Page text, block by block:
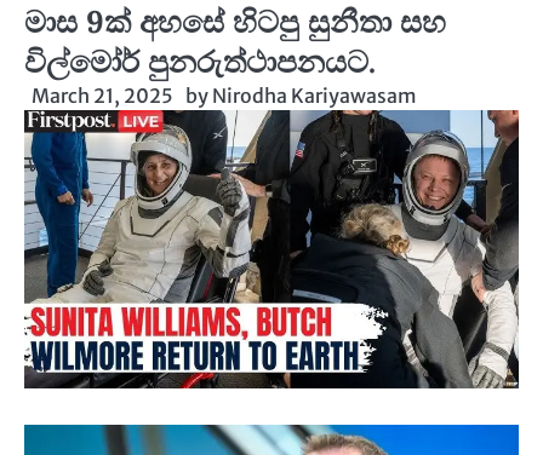
මාස 9ක් අහසේ හිටපු සුනීතා සහ
විල්මෝර් පුනරුත්ථාපනයට.
March 21, 2025 by Nirodha Kariyawasam